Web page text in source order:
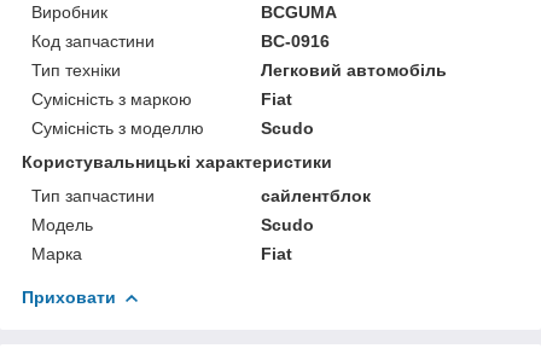
Виробник
BCGUMA
Код запчастини
BC-0916
Тип техніки
Легковий автомобіль
Сумісність з маркою
Fiat
Сумісність з моделлю
Scudo
Користувальницькі характеристики
Тип запчастини
сайлентблок
Модель
Scudo
Марка
Fiat
Приховати